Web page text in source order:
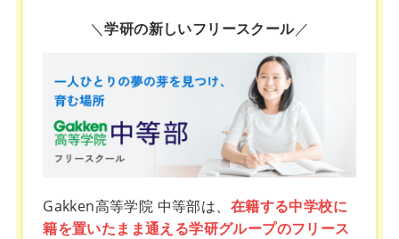
＼学研の新しいフリースクール／
Gakken高等学院 中等部は、 在籍する中学校に
籍を置いたまま通える学研グループのフリース